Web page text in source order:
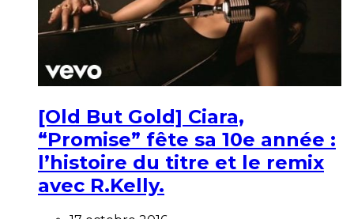
[Old But Gold] Ciara,
“Promise” fête sa 10e année :
l’histoire du titre et le remix
avec R.Kelly.